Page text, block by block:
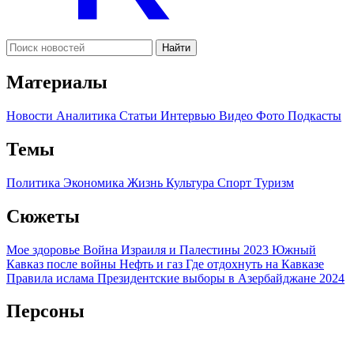
Найти
Материалы
Новости Аналитика Статьи Интервью Видео Фото Подкасты
Темы
Политика Экономика Жизнь Культура Спорт Туризм
Сюжеты
Мое здоровье Война Израиля и Палестины 2023 Южный
Кавказ после войны Нефть и газ Где отдохнуть на Кавказе
Правила ислама Президентские выборы в Азербайджане 2024
Персоны